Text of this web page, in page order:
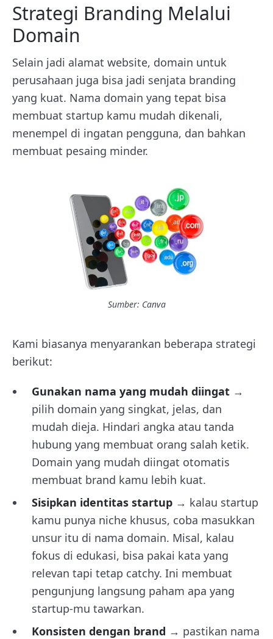
Strategi Branding Melalui
Domain
Selain jadi alamat website, domain untuk
perusahaan juga bisa jadi senjata branding
yang kuat. Nama domain yang tepat bisa
membuat startup kamu mudah dikenali,
menempel di ingatan pengguna, dan bahkan
membuat pesaing minder.
Sumber: Canva
Kami biasanya menyarankan beberapa strategi
berikut:
Gunakan nama yang mudah diingat →
pilih domain yang singkat, jelas, dan
mudah dieja. Hindari angka atau tanda
hubung yang membuat orang salah ketik.
Domain yang mudah diingat otomatis
membuat brand kamu lebih kuat.
Sisipkan identitas startup → kalau startup
kamu punya niche khusus, coba masukkan
unsur itu di nama domain. Misal, kalau
fokus di edukasi, bisa pakai kata yang
relevan tapi tetap catchy. Ini membuat
pengunjung langsung paham apa yang
startup-mu tawarkan.
Konsisten dengan brand → pastikan nama